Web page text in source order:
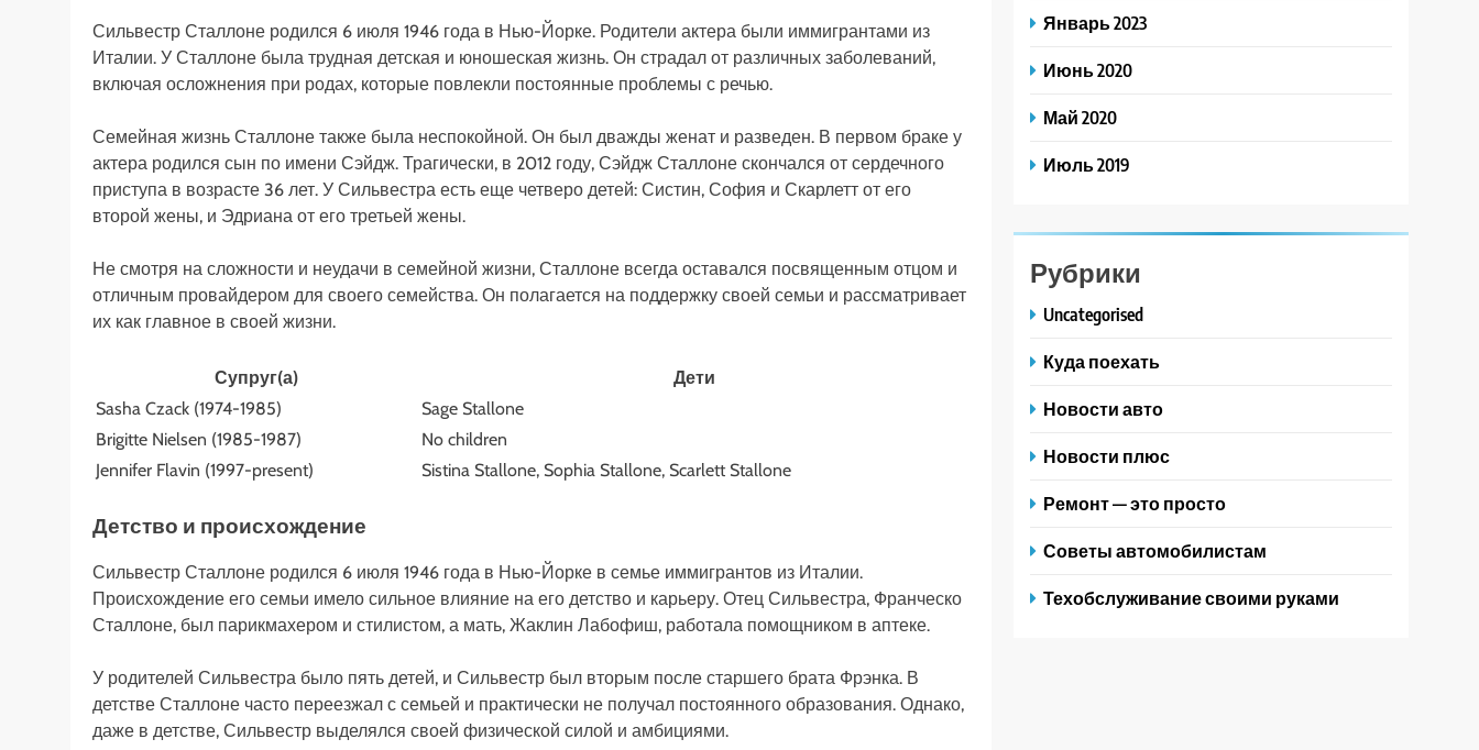
Сильвестр Сталлоне родился 6 июля 1946 года в Нью-Йорке. Родители актера были иммигрантами из
Италии. У Сталлоне была трудная детская и юношеская жизнь. Он страдал от различных заболеваний,
включая осложнения при родах, которые повлекли постоянные проблемы с речью.
Семейная жизнь Сталлоне также была неспокойной. Он был дважды женат и разведен. В первом браке у
актера родился сын по имени Сэйдж. Трагически, в 2012 году, Сэйдж Сталлоне скончался от сердечного
приступа в возрасте 36 лет. У Сильвестра есть еще четверо детей: Систин, София и Скарлетт от его
второй жены, и Эдриана от его третьей жены.
Не смотря на сложности и неудачи в семейной жизни, Сталлоне всегда оставался посвященным отцом и
отличным провайдером для своего семейства. Он полагается на поддержку своей семьи и рассматривает
их как главное в своей жизни.
Супруг(а)
Дети
Sasha Czack (1974-1985)
Sage Stallone
Brigitte Nielsen (1985-1987)
No children
Jennifer Flavin (1997-present)
Sistina Stallone, Sophia Stallone, Scarlett Stallone
Детство и происхождение
Сильвестр Сталлоне родился 6 июля 1946 года в Нью-Йорке в семье иммигрантов из Италии.
Происхождение его семьи имело сильное влияние на его детство и карьеру. Отец Сильвестра, Франческо
Сталлоне, был парикмахером и стилистом, а мать, Жаклин Лабофиш, работала помощником в аптеке.
У родителей Сильвестра было пять детей, и Сильвестр был вторым после старшего брата Фрэнка. В
детстве Сталлоне часто переезжал с семьей и практически не получал постоянного образования. Однако,
даже в детстве, Сильвестр выделялся своей физической силой и амбициями.
Январь 2023
Июнь 2020
Май 2020
Июль 2019
Рубрики
Uncategorised
Куда поехать
Новости авто
Новости плюс
Ремонт — это просто
Советы автомобилистам
Техобслуживание своими руками